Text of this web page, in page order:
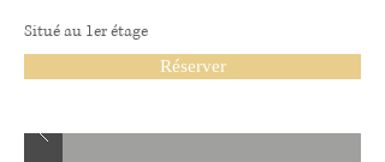
Situé au 1er étage
Réserver